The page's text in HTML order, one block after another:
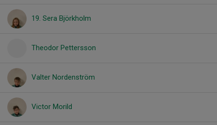
19. Sera Björkholm
Theodor Pettersson
Valter Nordenström
Victor Morild